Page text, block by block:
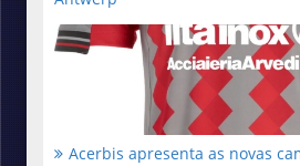
Acerbis apresenta as novas